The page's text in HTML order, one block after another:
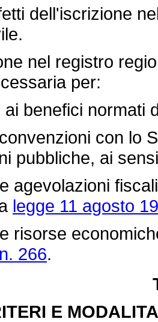
dell'iscrizione
nel registro
per:
benefici normati
con lo
pubbliche, ai
legge 11 agosto
266.
E